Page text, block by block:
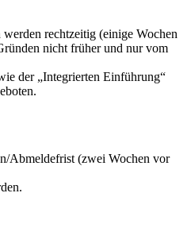
rechtzeitig (einige Wochen
nicht früher und nur vom
der „Integrierten Einführung“
Abmeldefrist (zwei Wochen vor